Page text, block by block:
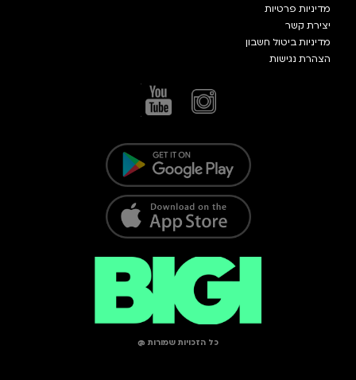
מדיניות פרטיות
יצירת קשר
מדיניות ביטול חשבון
הצהרת נגישות
כל הזכויות שמורות @